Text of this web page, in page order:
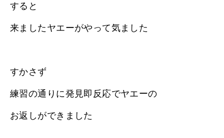
すると
来ましたヤエーがやって気ました
すかさず
練習の通りに発見即反応でヤエーの
お返しができました